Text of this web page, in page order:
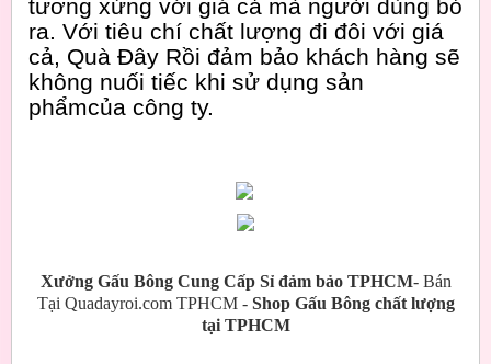
tương xứng với giá cả mà người dùng bỏ
ra. Với tiêu chí chất lượng đi đôi với giá
cả, Quà Đây Rồi đảm bảo khách hàng sẽ
không nuối tiếc khi sử dụng sản
phẩmcủa công ty.
Xưởng Gấu Bông Cung Cấp Sỉ đảm bảo TPHCM- Bán
Tại Quadayroi.com TPHCM - Shop Gấu Bông chất lượng
tại TPHCM